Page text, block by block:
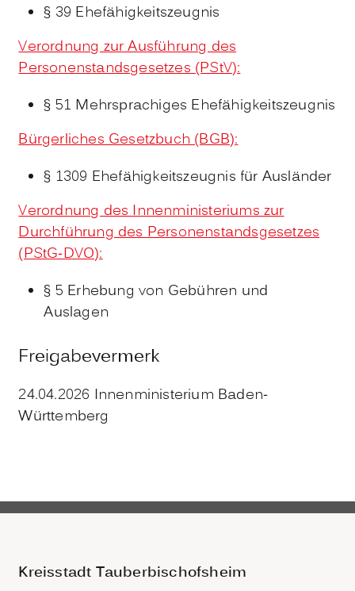
§ 39 Ehefähigkeitszeugnis
Verordnung zur Ausführung des
Personenstandsgesetzes (PStV):
§ 51 Mehrsprachiges Ehefähigkeitszeugnis
Bürgerliches Gesetzbuch (BGB):
§ 1309 Ehefähigkeitszeugnis für Ausländer
Verordnung des Innenministeriums zur
Durchführung des Personenstandsgesetzes
(PStG-DVO):
§ 5 Erhebung von Gebühren und
Auslagen
Freigabevermerk
24.04.2026 Innenministerium Baden-
Württemberg
Kreisstadt Tauberbischofsheim